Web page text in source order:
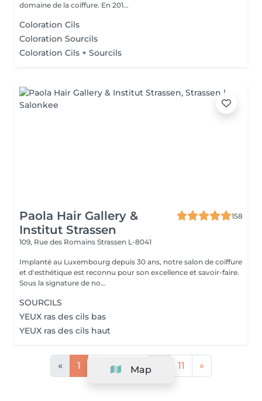
domaine de la coiffure. En 201...
Coloration Cils
Coloration Sourcils
Coloration Cils + Sourcils
Paola Hair Gallery &
Institut Strassen
158
109, Rue des Romains Strassen L-8041
Implanté au Luxembourg depuis 30 ans, notre salon de coiffure
et d'esthétique est reconnu pour son excellence et savoir-faire.
Sous la signature de no...
SOURCILS
YEUX ras des cils bas
YEUX ras des cils haut
« 1 3 4 11 »
Map